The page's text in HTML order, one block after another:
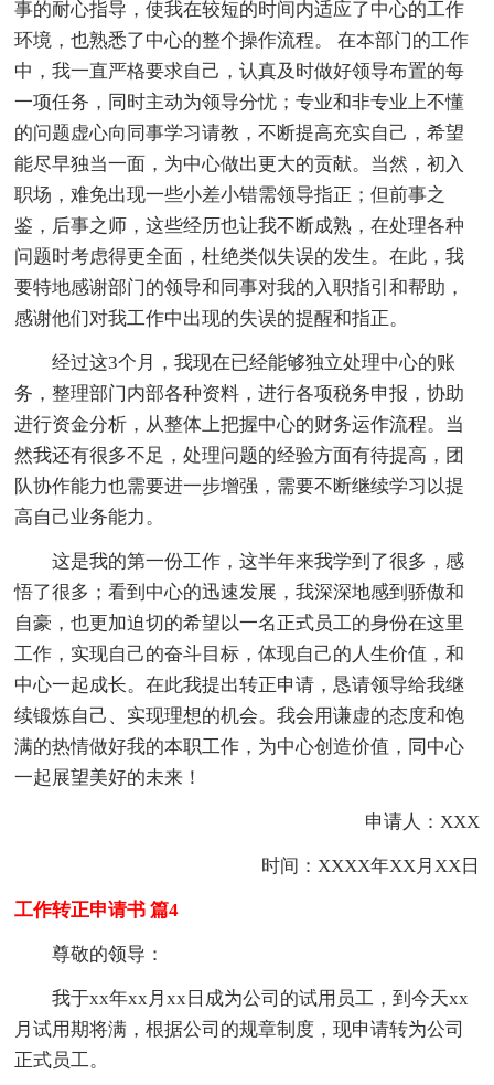
事的耐心指导，使我在较短的时间内适应了中心的工作
环境，也熟悉了中心的整个操作流程。 在本部门的工作
中，我一直严格要求自己，认真及时做好领导布置的每
一项任务，同时主动为领导分忧；专业和非专业上不懂
的问题虚心向同事学习请教，不断提高充实自己，希望
能尽早独当一面，为中心做出更大的贡献。当然，初入
职场，难免出现一些小差小错需领导指正；但前事之
鉴，后事之师，这些经历也让我不断成熟，在处理各种
问题时考虑得更全面，杜绝类似失误的发生。在此，我
要特地感谢部门的领导和同事对我的入职指引和帮助，
感谢他们对我工作中出现的失误的提醒和指正。
经过这3个月，我现在已经能够独立处理中心的账
务，整理部门内部各种资料，进行各项税务申报，协助
进行资金分析，从整体上把握中心的财务运作流程。当
然我还有很多不足，处理问题的经验方面有待提高，团
队协作能力也需要进一步增强，需要不断继续学习以提
高自己业务能力。
这是我的第一份工作，这半年来我学到了很多，感
悟了很多；看到中心的迅速发展，我深深地感到骄傲和
自豪，也更加迫切的希望以一名正式员工的身份在这里
工作，实现自己的奋斗目标，体现自己的人生价值，和
中心一起成长。在此我提出转正申请，恳请领导给我继
续锻炼自己、实现理想的机会。我会用谦虚的态度和饱
满的热情做好我的本职工作，为中心创造价值，同中心
一起展望美好的未来！
申请人：XXX
时间：XXXX年XX月XX日
工作转正申请书 篇4
尊敬的领导：
我于xx年xx月xx日成为公司的试用员工，到今天xx
月试用期将满，根据公司的规章制度，现申请转为公司
正式员工。